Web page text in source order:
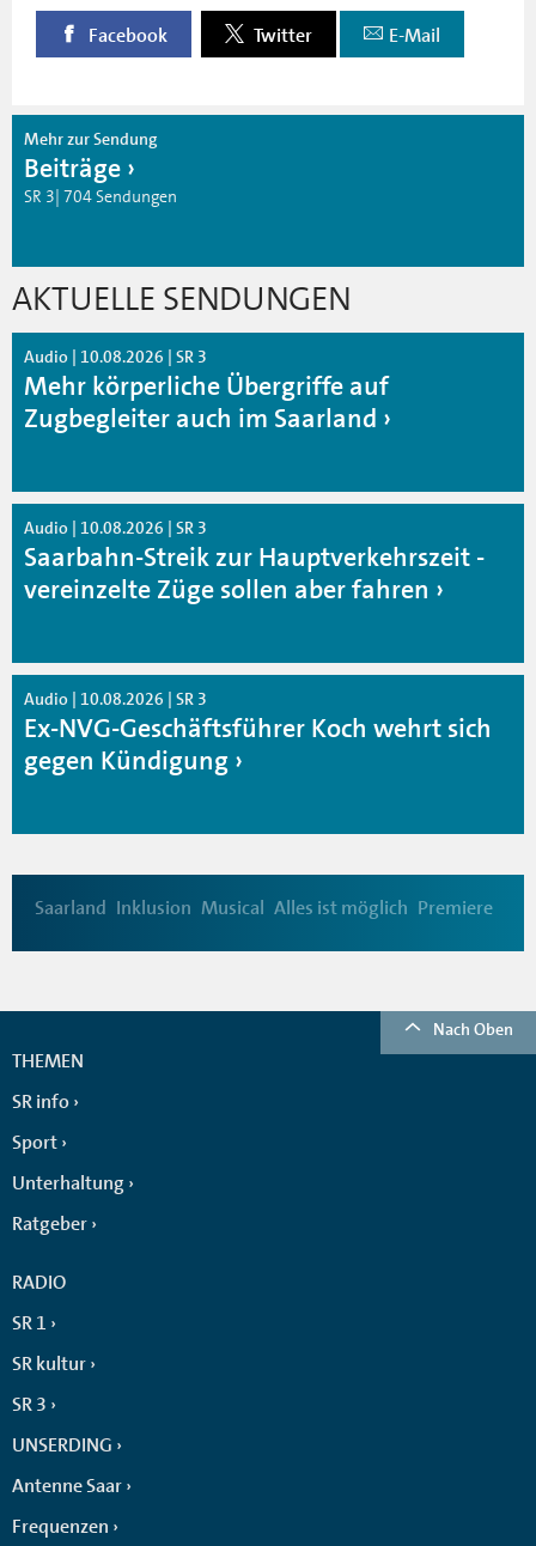
Facebook Twitter E-Mail
Mehr zur Sendung
Beiträge
SR 3| 704 Sendungen
AKTUELLE SENDUNGEN
Audio | 10.08.2026 | SR 3
Mehr körperliche Übergriffe auf
Zugbegleiter auch im Saarland
Audio | 10.08.2026 | SR 3
Saarbahn-Streik zur Hauptverkehrszeit -
vereinzelte Züge sollen aber fahren
Audio | 10.08.2026 | SR 3
Ex-NVG-Geschäftsführer Koch wehrt sich
gegen Kündigung
Saarland Inklusion Musical Alles ist möglich Premiere
Nach Oben
THEMEN
SR info
Sport
Unterhaltung
Ratgeber
RADIO
SR 1
SR kultur
SR 3
UNSERDING
Antenne Saar
Frequenzen